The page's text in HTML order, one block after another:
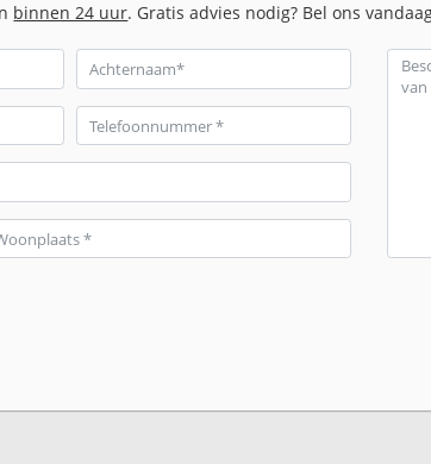
binnen 24 uur. Gratis advies nodig? Bel ons